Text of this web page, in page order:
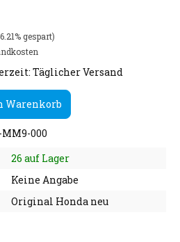
gespart)
Täglicher Versand
Warenkorb
MM9-000
26 auf Lager
Keine Angabe
Original Honda neu